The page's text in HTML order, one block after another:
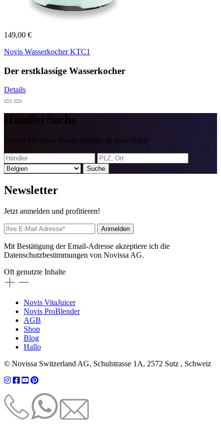
149,00 €
Novis Wasserkocher KTC1
Der erstklassige Wasserkocher
Details
HändlerSuche
Finden Sie einen Novis Händler in Ihrer Nähe
Suche
Newsletter
Jetzt anmelden und profitieren!
Anmelden
Mit Bestätigung der Email-Adresse akzeptiere ich die
Datenschutzbestimmungen von Novissa AG.
Oft genutzte Inhalte
Novis VitaJuicer
Novis ProBlender
AGB
Shop
Blog
Hallo
© Novissa Switzerland AG, Schulstrasse 1A, 2572 Sutz , Schweiz